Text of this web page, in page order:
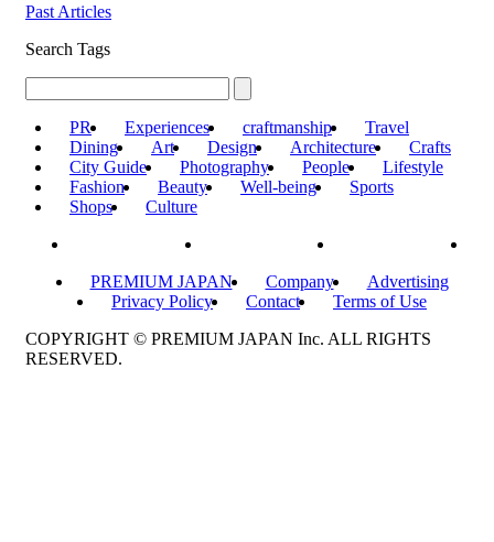
Past Articles
Search Tags
PR Experiences craftmanship
Travel
Dining
Art Design Architecture
Crafts
City Guide
Photography People
Lifestyle
Fashion
Beauty Well-being
Sports
Shops
Culture
PREMIUM JAPAN Company
Advertising
Privacy Policy
Contact
Terms of Use
COPYRIGHT © PREMIUM JAPAN Inc. ALL RIGHTS
RESERVED.